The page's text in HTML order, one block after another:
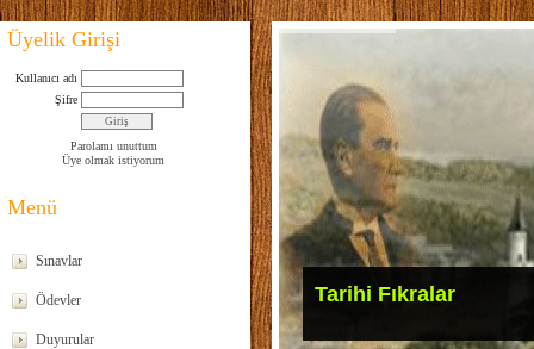
Üyelik Girişi
Kullanıcı adı
Şifre
Parolamı unuttum
Üye olmak istiyorum
Menü
Sınavlar
Ödevler
Duyurular
Tarihi Fıkralar